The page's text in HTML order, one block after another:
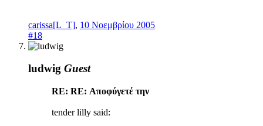
carissa[L_T], 10 Νοεμβρίου 2005
#18
ludwig Guest
RE: RE: Αποφύγετέ την
tender lilly said: